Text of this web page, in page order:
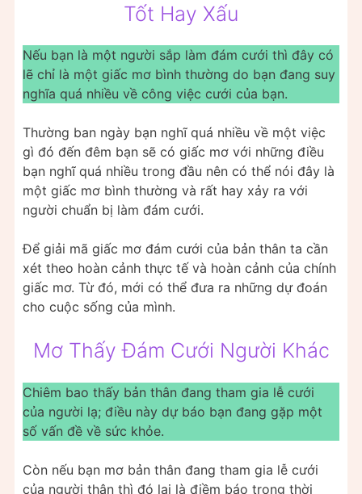
Tốt Hay Xấu
Nếu bạn là một người sắp làm đám cưới thì đây có
lẽ chỉ là một giấc mơ bình thường do bạn đang suy
nghĩa quá nhiều về công việc cưới của bạn.
Thường ban ngày bạn nghĩ quá nhiều về một việc
gì đó đến đêm bạn sẽ có giấc mơ với những điều
bạn nghĩ quá nhiều trong đầu nên có thể nói đây là
một giấc mơ bình thường và rất hay xảy ra với
người chuẩn bị làm đám cưới.
Để giải mã giấc mơ đám cưới của bản thân ta cần
xét theo hoàn cảnh thực tế và hoàn cảnh của chính
giấc mơ. Từ đó, mới có thể đưa ra những dự đoán
cho cuộc sống của mình.
Mơ Thấy Đám Cưới Người Khác
Chiêm bao thấy bản thân đang tham gia lễ cưới
của người lạ; điều này dự báo bạn đang gặp một
số vấn đề về sức khỏe.
Còn nếu bạn mơ bản thân đang tham gia lễ cưới
của người thân thì đó lại là điềm báo trong thời